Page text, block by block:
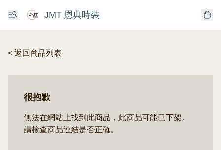
JMT 恩典時裝
< 返回商品列表
很抱歉
無法在網站上找到此商品，此商品可能已下架。
請檢查商品連結是否正確。